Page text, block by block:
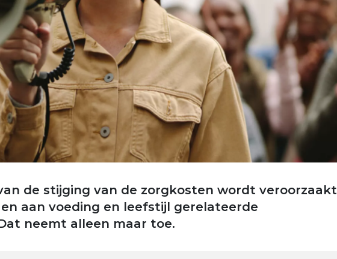
de stijging van de zorgkosten wordt veroorzaakt
aan voeding en leefstijl gerelateerde
neemt alleen maar toe.